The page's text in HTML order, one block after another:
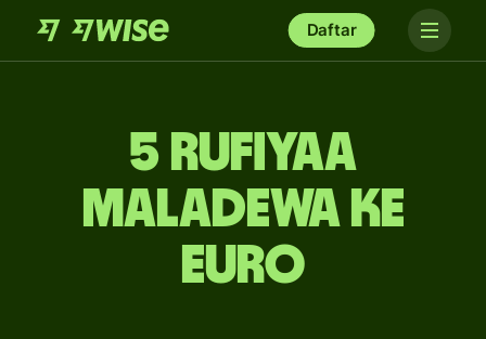
Daftar
5 rufiyaa
Maladewa ke
euro